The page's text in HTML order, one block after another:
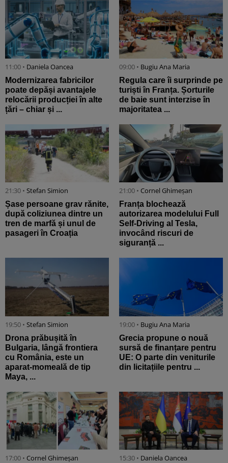
11:00 • Daniela Oancea
Modernizarea fabricilor
poate depăși avantajele
relocării producției în alte
țări – chiar și ...
09:00 • Bugiu ⁠Ana Maria
Regula care îi surprinde pe
turiști în Franța. Șorturile
de baie sunt interzise în
majoritatea ...
21:30 • Stefan Simion
Șase persoane grav rănite,
după coliziunea dintre un
tren de marfă și unul de
pasageri în Croația
21:00 • Cornel Ghimeșan
Franța blochează
autorizarea modelului Full
Self-Driving al Tesla,
invocând riscuri de
siguranță ...
19:50 • Stefan Simion
Drona prăbușită în
Bulgaria, lângă frontiera
cu România, este un
aparat-momeală de tip
Maya, ...
19:00 • Bugiu ⁠Ana Maria
Grecia propune o nouă
sursă de finanțare pentru
UE: O parte din veniturile
din licitațiile pentru ...
17:00 • Cornel Ghimeșan 15:30 • Daniela Oancea